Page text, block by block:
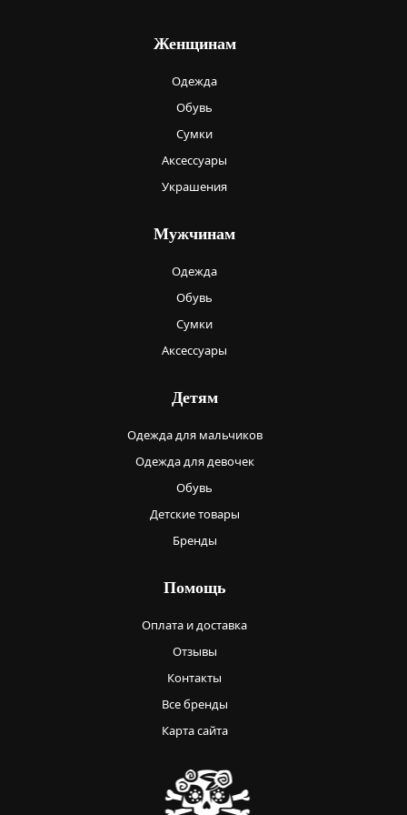
Женщинам
Одежда
Обувь
Сумки
Аксессуары
Украшения
Мужчинам
Одежда
Обувь
Сумки
Аксессуары
Детям
Одежда для мальчиков
Одежда для девочек
Обувь
Детские товары
Бренды
Помощь
Оплата и доставка
Отзывы
Контакты
Все бренды
Карта сайта